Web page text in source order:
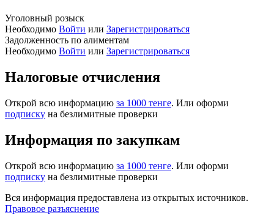
Уголовный розыск
Необходимо Войти или Зарегистрироваться
Задолженность по алиментам
Необходимо Войти или Зарегистрироваться
Налоговые отчисления
Открой всю информацию за 1000 тенге. Или оформи
подписку на безлимитные проверки
Информация по закупкам
Открой всю информацию за 1000 тенге. Или оформи
подписку на безлимитные проверки
Вся информация предоставлена из открытых источников.
Правовое разъяснение